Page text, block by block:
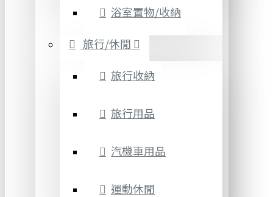
浴室置物/收納
旅行/休閒
旅行收納
旅行用品
汽機車用品
運動休閒